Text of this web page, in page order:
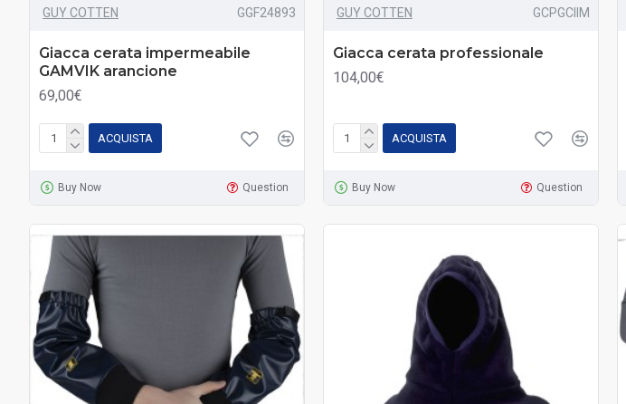
GUY COTTEN GGF24893
Giacca cerata impermeabile
GAMVIK arancione
69,00€
ACQUISTA
Buy Now Question
GUY COTTEN GCPGCIIM
Giacca cerata professionale
104,00€
ACQUISTA
Buy Now Question